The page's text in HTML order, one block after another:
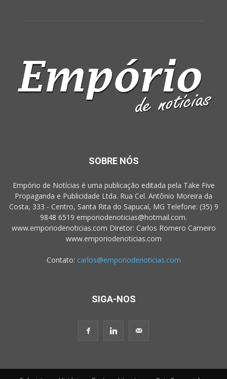
SOBRE NÓS
Empório de Notícias é uma publicação editada pela Take Five
Propaganda e Publicidade Ltda. Rua Cel. Antônio Moreira da
Costa, 333 - Centro, Santa Rita do Sapucaí, MG Telefone: (35) 9
9848 6519 emporiodenoticias@hotmail.com.
www.emporiodenoticias.com Diretor: Carlos Romero Carneiro
www.emporiodenoticias.com
Contato: carlos@emporiodenoticias.com
SIGA-NOS